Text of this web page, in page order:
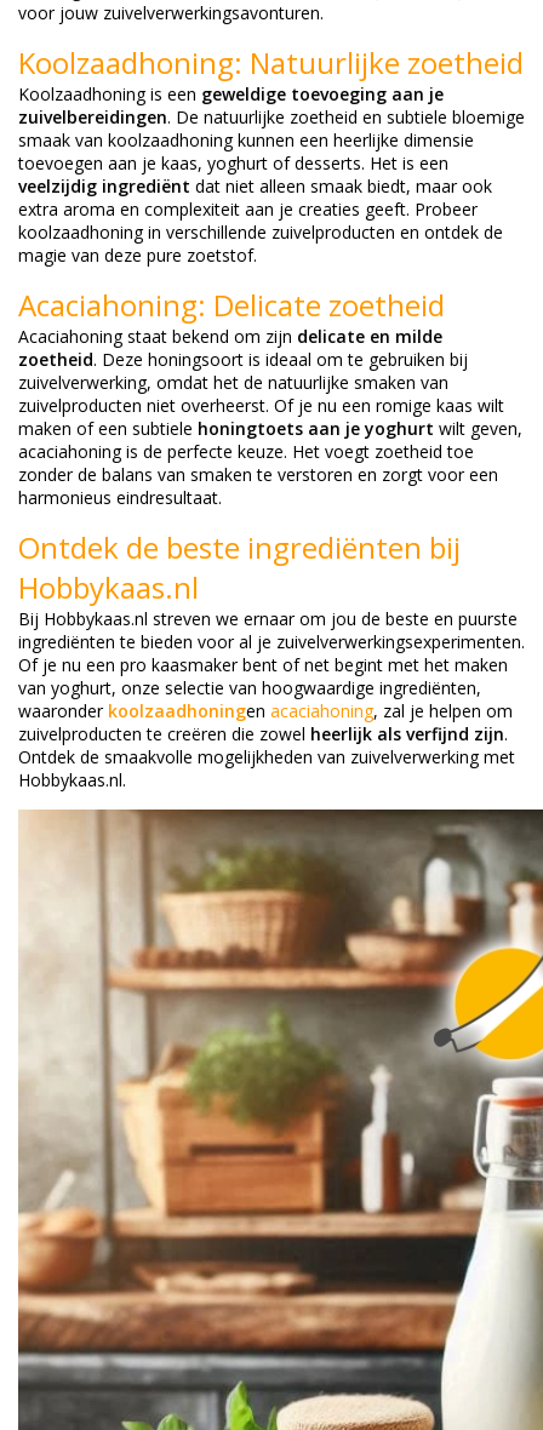
voor jouw zuivelverwerkingsavonturen.
Koolzaadhoning: Natuurlijke zoetheid
Koolzaadhoning is een geweldige toevoeging aan je
zuivelbereidingen. De natuurlijke zoetheid en subtiele bloemige
smaak van koolzaadhoning kunnen een heerlijke dimensie
toevoegen aan je kaas, yoghurt of desserts. Het is een
veelzijdig ingrediënt dat niet alleen smaak biedt, maar ook
extra aroma en complexiteit aan je creaties geeft. Probeer
koolzaadhoning in verschillende zuivelproducten en ontdek de
magie van deze pure zoetstof.
Acaciahoning: Delicate zoetheid
Acaciahoning staat bekend om zijn delicate en milde
zoetheid. Deze honingsoort is ideaal om te gebruiken bij
zuivelverwerking, omdat het de natuurlijke smaken van
zuivelproducten niet overheerst. Of je nu een romige kaas wilt
maken of een subtiele honingtoets aan je yoghurt wilt geven,
acaciahoning is de perfecte keuze. Het voegt zoetheid toe
zonder de balans van smaken te verstoren en zorgt voor een
harmonieus eindresultaat.
Ontdek de beste ingrediënten bij
Hobbykaas.nl
Bij Hobbykaas.nl streven we ernaar om jou de beste en puurste
ingrediënten te bieden voor al je zuivelverwerkingsexperimenten.
Of je nu een pro kaasmaker bent of net begint met het maken
van yoghurt, onze selectie van hoogwaardige ingrediënten,
waaronder koolzaadhoningen acaciahoning, zal je helpen om
zuivelproducten te creëren die zowel heerlijk als verfijnd zijn.
Ontdek de smaakvolle mogelijkheden van zuivelverwerking met
Hobbykaas.nl.